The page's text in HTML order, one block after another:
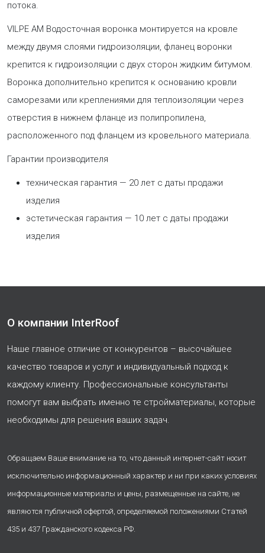
потока.
VILPE АМ Водосточная воронка монтируется на кровле
между двумя слоями гидроизоляции, фланец воронки
крепится к гидроизоляции с двух сторон жидким битумом.
Воронка дополнительно крепится к основанию кровли
саморезами или креплениями для теплоизоляции через
отверстия в нижнем фланце из полипропилена,
расположенного под фланцем из кровельного материала.
Гарантии производителя
техническая гарантия — 20 лет с даты продажи
изделия
эстетическая гарантия — 10 лет с даты продажи
изделия
О компании InterRoof
Наше главное отличие от конкурентов – высочайшее
качество товаров и услуг и индивидуальный подход к
каждому клиенту. Профессиональные консультанты
помогут вам выбрать именно те стройматериалы, которые
необходимы для решения ваших задач.
Обращаем Ваше внимание на то, что данный интернет-сайт носит
исключительно информационный характер и ни при каких условиях
информационные материалы и цены, размещенные на сайте, не
являются публичной офертой, определяемой положениями Статей
435 и 437 Гражданского кодекса РФ.